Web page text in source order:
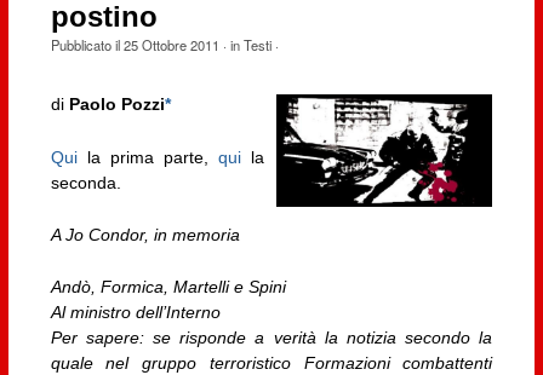
postino
Pubblicato il25 Ottobre 2011 · inTesti·
di Paolo Pozzi*
Quila prima parte,qui la
seconda.
A Jo Condor, in memoria
Andò, Formica, Martelli e Spini
Al ministro dell’Interno
Per sapere: se risponde a verità la notizia secondo la
quale nel gruppo terroristico Formazioni combattenti